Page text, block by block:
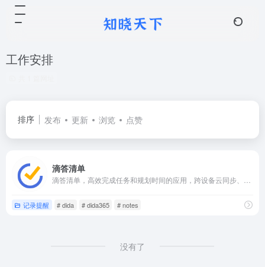
工作安排
排序 发布 更新 浏览 点赞
滴答清单
记录提醒 # dida # dida365 # notes
没有了